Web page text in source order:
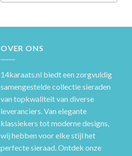
OVER ONS
14karaats.nl biedt een zorgvuldig
samengestelde collectie sieraden
van topkwaliteit van diverse
leveranciers. Van elegante
klassiekers tot moderne designs,
wij hebben voor elke stijl het
perfecte sieraad. Ontdek onze